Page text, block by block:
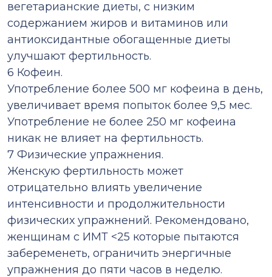
вегетарианские диеты, с низким
содержанием жиров и витаминов или
антиоксидантные обогащенные диеты
улучшают фертильность.
6 Кофеин.
Употребление более 500 мг кофеина в день,
увеличивает время попыток более 9,5 мес.
Употребление не более 250 мг кофеина
никак не влияет на фертильность.
7 Физические упражнения.
Женскую фертильность может
отрицательно влиять увеличение
интенсивности и продолжительности
физических упражнений. Рекомендовано,
женщинам с ИМТ <25 которые пытаются
забеременеть, ограничить энергичные
упражнения до пяти часов в неделю.